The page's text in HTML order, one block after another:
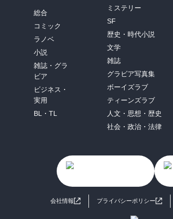
総合
コミック
ラノベ
小説
雑誌・グラ
ビア
ビジネス・
実用
BL・TL
ミステリー
SF
歴史・時代小説
文学
雑誌
グラビア写真集
ボーイズラブ
ティーンズラブ
人文・思想・歴史
社会・政治・法律
会社情報 プライバシーポリシー